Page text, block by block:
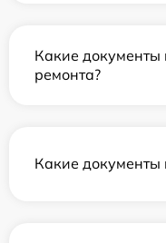
Какие документы
ремонта?
Какие документы